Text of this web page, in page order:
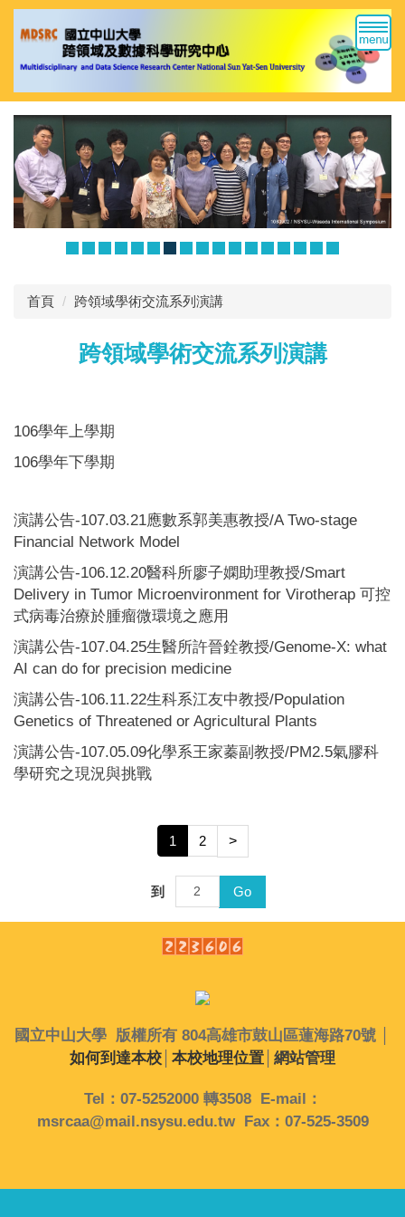
跳
到
要
內
容
首頁 跨領域學術交流系列演講
跨領域學術交流系列演講
106學年上學期
106學年下學期
演講公告-107.03.21應數系郭美惠教授/A Two-stage
Financial Network Model
演講公告-106.12.20醫科所廖子嫻助理教授/Smart
Delivery in Tumor Microenvironment for Virotherap 可控
式病毒治療於腫瘤微環境之應用
演講公告-107.04.25生醫所許晉銓教授/Genome-X: what
AI can do for precision medicine
演講公告-106.11.22生科系江友中教授/Population
Genetics of Threatened or Agricultural Plants
演講公告-107.05.09化學系王家蓁副教授/PM2.5氣膠科
學研究之現況與挑戰
1 2 >
到 Go
國立中山大學 版權所有 804高雄市鼓山區蓮海路70號 │
如何到達本校 本校地理位置 網站管理
Tel：07-5252000 轉3508 E-mail：
msrcaa@mail.nsysu.edu.tw Fax：07-525-3509